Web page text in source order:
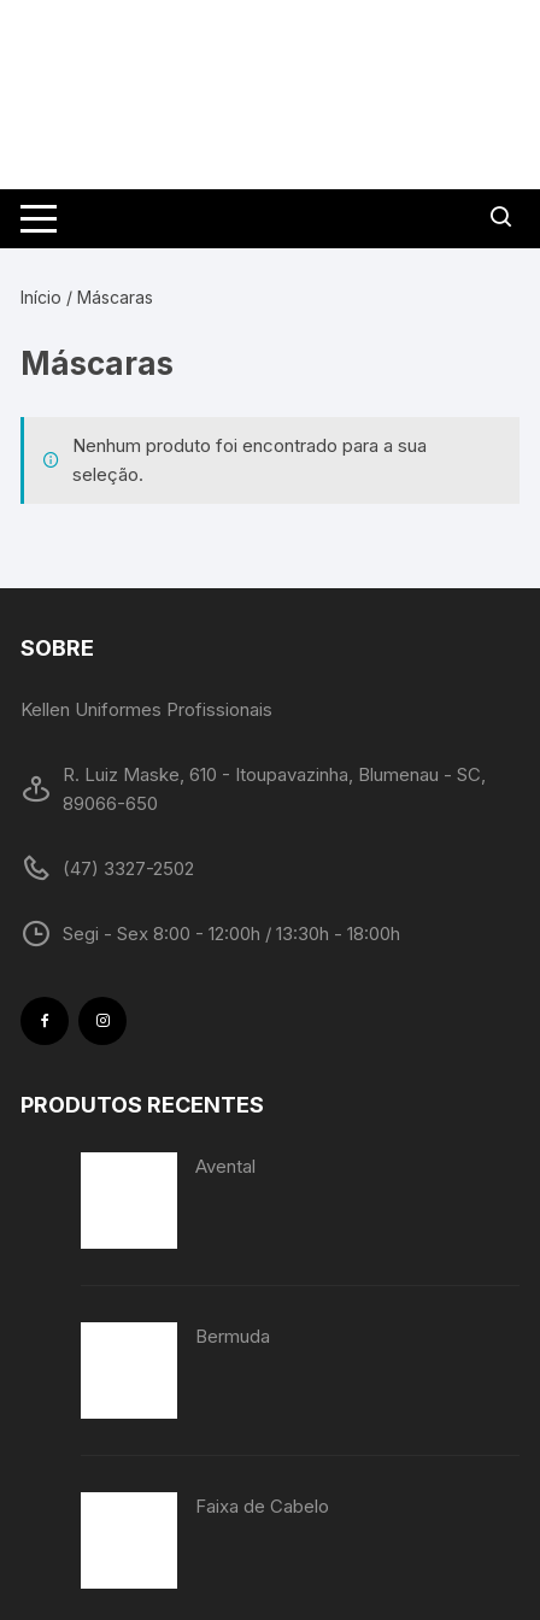
Início / Máscaras
Máscaras
Nenhum produto foi encontrado para a sua
seleção.
SOBRE
Kellen Uniformes Profissionais
R. Luiz Maske, 610 - Itoupavazinha, Blumenau - SC,
89066-650
(47) 3327-2502
Segi - Sex 8:00 - 12:00h / 13:30h - 18:00h
PRODUTOS RECENTES
Avental
Bermuda
Faixa de Cabelo